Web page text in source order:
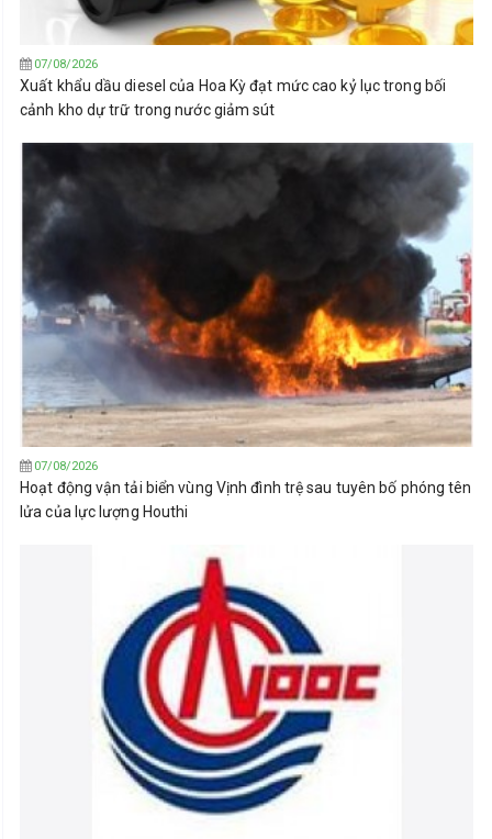
07/08/2026
Xuất khẩu dầu diesel của Hoa Kỳ đạt mức cao kỷ lục trong bối
cảnh kho dự trữ trong nước giảm sút
07/08/2026
Hoạt động vận tải biển vùng Vịnh đình trệ sau tuyên bố phóng tên
lửa của lực lượng Houthi